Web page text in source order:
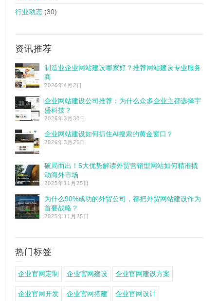
行业动态 (30)
资讯推荐
制造业企业网站建设哪家好？推荐网站建设专业服务
商
2026年4月2日
企业网站建设公司推荐：为什么众多企业主都选择宇
盛科技？
2026年3月30日
企业网站建设如何抓住AI搜索的黄金窗口？
2026年3月26日
破局而出！5大优势解读外贸营销型网站如何精准撬
动海外市场
2025年11月25日
为什么90%成功的外贸公司，都把外贸网站建设作为
首要战略？
2025年11月25日
热门标签
企业官网定制 企业官网建设 企业官网建设方案
企业官网开发 企业官网搭建 企业官网设计